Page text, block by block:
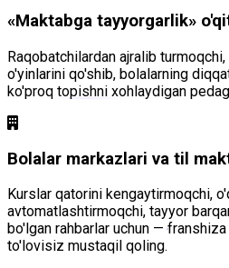
«Maktabga tayyorgarlik»
Raqobatchilardan ajralib
o'yinlarini qo'shib, bolalarning
ko'proq topishni xohlaydigan
Bolalar markazlari va til
Kurslar qatorini kengaytirmoqchi,
avtomatlashtirmoqchi, tayyor
bo'lgan rahbarlar uchun —
to'lovisiz mustaqil qoling.